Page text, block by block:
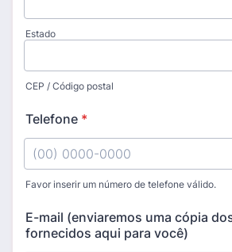
Estado
CEP / Código postal
Telefone *
Favor inserir um número de telefone válido.
E-mail (enviaremos uma cópia
fornecidos aqui para você)